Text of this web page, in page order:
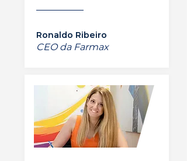
Ronaldo Ribeiro
CEO da Farmax